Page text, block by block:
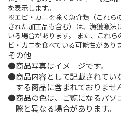
を表示します。
※エビ・カニを除く魚介類（これら
された加工品も含む）は、漁獲漁法
いる場合があります。 また、これ
ビ・カニを食べている可能性がありま
その他
商品写真はイメージです。
商品内容として記載されてい
する商品に含まれておりませ
商品の色は、ご覧になるパソ
際と異なる場合があります。